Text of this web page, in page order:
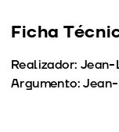
Ficha
Realizador:
Argumento: